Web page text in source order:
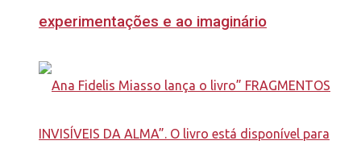
experimentações e ao imaginário